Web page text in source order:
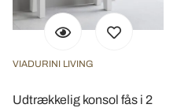
VIADURINI LIVING
Udtrækkelig konsol fås i 2